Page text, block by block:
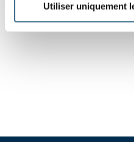
Utiliser uniquement